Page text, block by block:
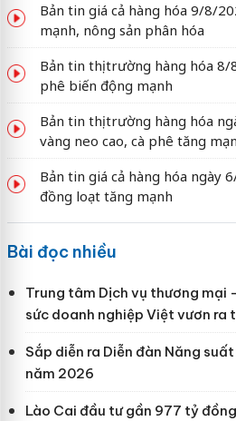
Bản tin giá cả hàng hóa 9/8/
mạnh, nông sản phân hóa
Bản tin thị trường hàng hóa 8/
phê biến động mạnh
Bản tin thị trường hàng hóa
vàng neo cao, cà phê tăng
Bản tin giá cả hàng hóa ngày
đồng loạt tăng mạnh
Bài đọc nhiều
Trung tâm Dịch vụ thương
sức doanh nghiệp Việt vươn ra
Sắp diễn ra Diễn đàn Năng
năm 2026
Lào Cai đầu tư gần 977 tỷ